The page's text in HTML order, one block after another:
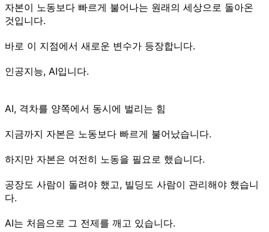
자본이 노동보다 빠르게 불어나는 원래의 세상으로 돌아온
것입니다.
바로 이 지점에서 새로운 변수가 등장합니다.
인공지능, AI입니다.
AI, 격차를 양쪽에서 동시에 벌리는 힘
지금까지 자본은 노동보다 빠르게 불어났습니다.
하지만 자본은 여전히 노동을 필요로 했습니다.
공장도 사람이 돌려야 했고, 빌딩도 사람이 관리해야 했습니
다.
AI는 처음으로 그 전제를 깨고 있습니다.